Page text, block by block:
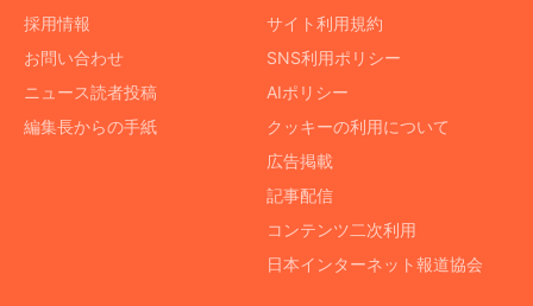
採用情報
お問い合わせ
ニュース読者投稿
編集長からの手紙
サイト利用規約
SNS利用ポリシー
AIポリシー
クッキーの利用について
広告掲載
記事配信
コンテンツ二次利用
日本インターネット報道協会